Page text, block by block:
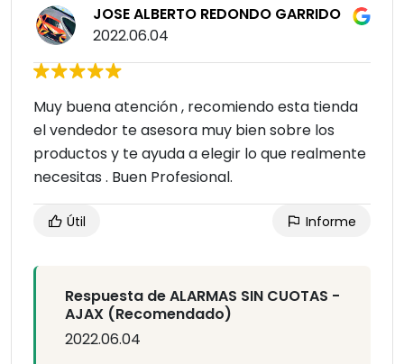
JOSE ALBERTO REDONDO GARRIDO
2022.06.04
Muy buena atención , recomiendo esta tienda
el vendedor te asesora muy bien sobre los
productos y te ayuda a elegir lo que realmente
necesitas . Buen Profesional.
Útil Informe
Respuesta de ALARMAS SIN CUOTAS -
AJAX (Recomendado)
2022.06.04